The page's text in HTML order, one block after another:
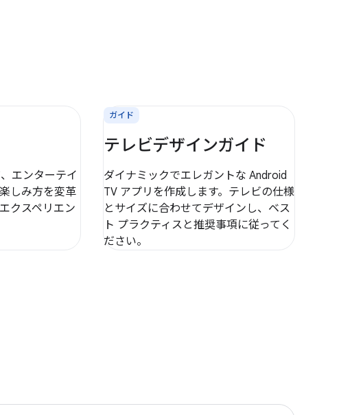
エンターテイ
しみ方を変革
クスペリエン
ガイド
テレビデザインガイド
ダイナミックでエレガントな Android
TV アプリを作成します。テレビの仕様
とサイズに合わせてデザインし、ベス
ト プラクティスと推奨事項に従ってく
ださい。